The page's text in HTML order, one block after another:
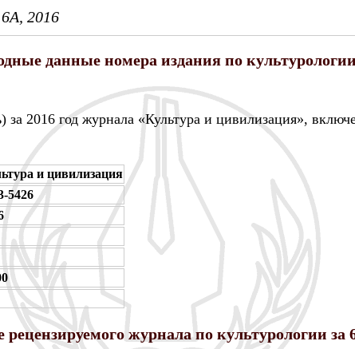
2016
данные номера издания по культурологии
2016 год журнала «Культура и цивилизация»,
и цивилизация
5426
рецензируемого журнала по культурологии за